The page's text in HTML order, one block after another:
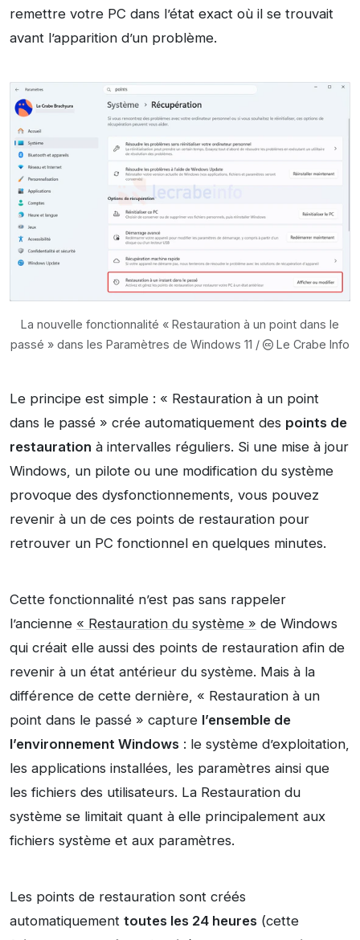
remettre votre PC dans l’état exact où il se trouvait
avant l’apparition d’un problème.
La nouvelle fonctionnalité « Restauration à un point dans le
passé » dans les Paramètres de Windows 11 /
Le Crabe Info
Le principe est simple : « Restauration à un point
dans le passé » crée automatiquement des points de
restauration à intervalles réguliers. Si une mise à jour
Windows, un pilote ou une modification du système
provoque des dysfonctionnements, vous pouvez
revenir à un de ces points de restauration pour
retrouver un PC fonctionnel en quelques minutes.
Cette fonctionnalité n’est pas sans rappeler
l’ancienne « Restauration du système » de Windows
qui créait elle aussi des points de restauration afin de
revenir à un état antérieur du système. Mais à la
différence de cette dernière, « Restauration à un
point dans le passé » capture l’ensemble de
l’environnement Windows : le système d’exploitation,
les applications installées, les paramètres ainsi que
les fichiers des utilisateurs. La Restauration du
système se limitait quant à elle principalement aux
fichiers système et aux paramètres.
Les points de restauration sont créés
automatiquement toutes les 24 heures (cette